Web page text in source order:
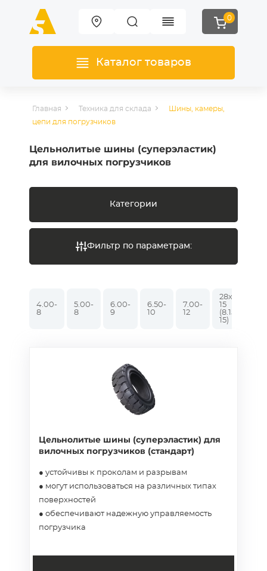
0
Каталог товаров
Главная Техника для склада
Шины, камеры,
цепи для погрузчиков
Цельнолитые шины (суперэластик)
для вилочных погрузчиков
Категории
Фильтр по параметрам:
4.00-
8
5.00-
8
6.00-
9
6.50-
10
7.00-
12
28х9-
15
(8.15-
15)
Цельнолитые шины (суперэластик) для
вилочных погрузчиков (стандарт)
● устойчивы к проколам и разрывам
● могут использоваться на различных типах
поверхностей
● обеспечивают надежную управляемость
погрузчика